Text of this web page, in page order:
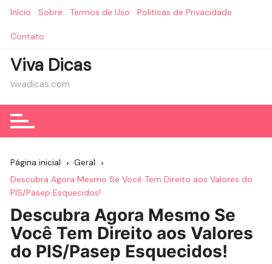
Início Sobre Termos de Uso Politicas de Privacidade
Contato
Viva Dicas
vivadicas.com
Página inicial
Geral
Descubra Agora Mesmo Se Você Tem Direito aos Valores do
PIS/Pasep Esquecidos!
Descubra Agora Mesmo Se
Você Tem Direito aos Valores
do PIS/Pasep Esquecidos!